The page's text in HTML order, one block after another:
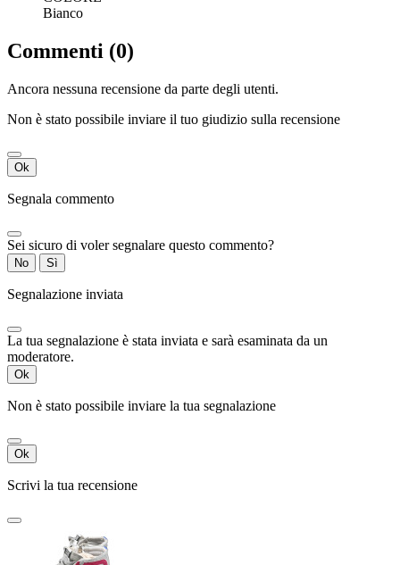
Bianco
Commenti (0)
Ancora nessuna recensione da parte degli utenti.
Non è stato possibile inviare il tuo giudizio sulla recensione
Ok
Segnala commento
Sei sicuro di voler segnalare questo commento?
No Sì
Segnalazione inviata
La tua segnalazione è stata inviata e sarà esaminata da un
moderatore.
Ok
Non è stato possibile inviare la tua segnalazione
Ok
Scrivi la tua recensione